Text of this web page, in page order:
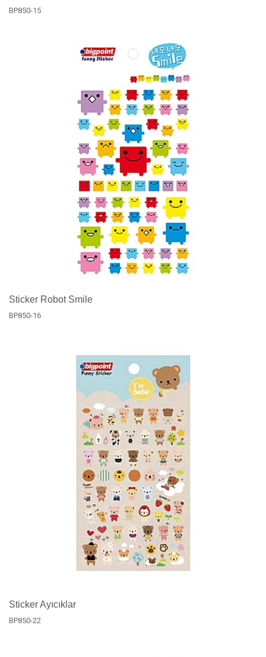
BP850-15
Sticker Robot Smile
BP850-16
Sticker Ayıcıklar
BP850-22